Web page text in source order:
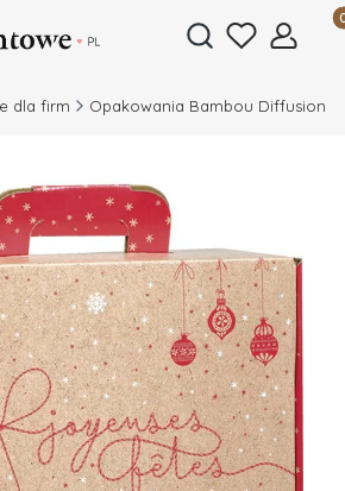
Otwórz
dla firm Opakowania Bambou Diffusion